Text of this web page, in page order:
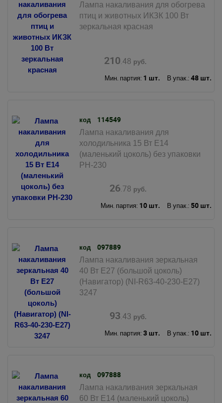
Лампа накаливания для обогрева
птиц и животных ИКЗК 100 Вт
зеркальная красная
210.48 руб.
Мин. партия: 1 шт. В упак.: 48 шт.
код 114549
Лампа накаливания для
холодильника 15 Вт Е14
(маленький цоколь) без упаковки
РН-230
26.78 руб.
Мин. партия: 10 шт. В упак.: 50 шт.
код 097889
Лампа накаливания зеркальная
40 Вт Е27 (большой цоколь)
(Навигатор) (NI-R63-40-230-E27)
3247
93.43 руб.
Мин. партия: 3 шт. В упак.: 10 шт.
код 097888
Лампа накаливания зеркальная
60 Вт Е14 (маленький цоколь)